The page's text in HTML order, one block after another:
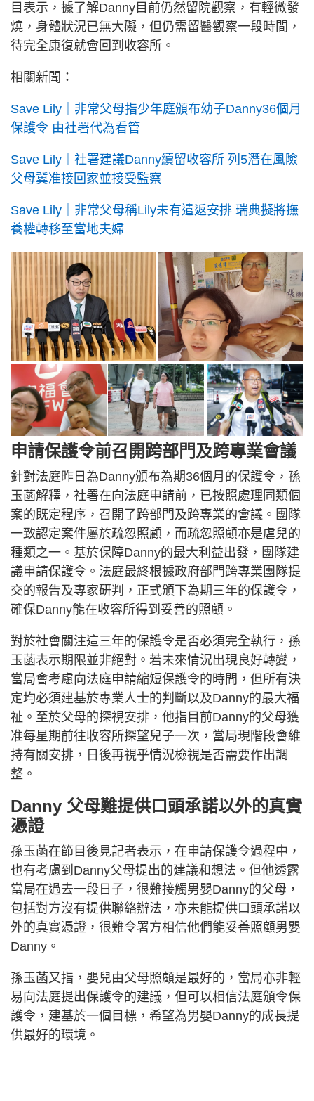
目表示，據了解Danny目前仍然留院觀察，有輕微發
燒，身體狀況已無大礙，但仍需留醫觀察一段時間，
待完全康復就會回到收容所。
相關新聞：
Save Lily｜非常父母指少年庭頒布幼子Danny36個月
保護令 由社署代為看管
Save Lily｜社署建議Danny續留收容所 列5潛在風險
父母冀准接回家並接受監察
Save Lily｜非常父母稱Lily未有遣返安排 瑞典擬將撫
養權轉移至當地夫婦
申請保護令前召開跨部門及跨專業會議
針對法庭昨日為Danny頒布為期36個月的保護令，孫
玉菡解釋，社署在向法庭申請前，已按照處理同類個
案的既定程序，召開了跨部門及跨專業的會議。團隊
一致認定案件屬於疏忽照顧，而疏忽照顧亦是虐兒的
種類之一。基於保障Danny的最大利益出發，團隊建
議申請保護令。法庭最終根據政府部門跨專業團隊提
交的報告及專家研判，正式頒下為期三年的保護令，
確保Danny能在收容所得到妥善的照顧。
對於社會關注這三年的保護令是否必須完全執行，孫
玉菡表示期限並非絕對。若未來情況出現良好轉變，
當局會考慮向法庭申請縮短保護令的時間，但所有決
定均必須建基於專業人士的判斷以及Danny的最大福
祉。至於父母的探視安排，他指目前Danny的父母獲
准每星期前往收容所探望兒子一次，當局現階段會維
持有關安排，日後再視乎情況檢視是否需要作出調
整。
Danny 父母難提供口頭承諾以外的真實
憑證
孫玉菡在節目後見記者表示，在申請保護令過程中，
也有考慮到Danny父母提出的建議和想法。但他透露
當局在過去一段日子，很難接觸男嬰Danny的父母，
包括對方沒有提供聯絡辦法，亦未能提供口頭承諾以
外的真實憑證，很難令署方相信他們能妥善照顧男嬰
Danny。
孫玉菡又指，嬰兒由父母照顧是最好的，當局亦非輕
易向法庭提出保護令的建議，但可以相信法庭頒令保
護令，建基於一個目標，希望為男嬰Danny的成長提
供最好的環境。